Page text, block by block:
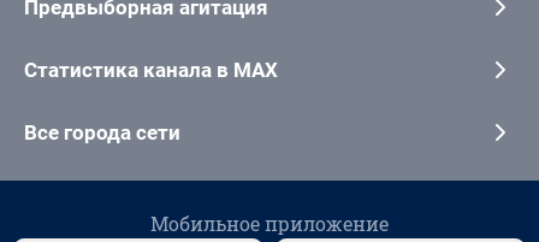
Предвыборная агитация
Статистика канала в MAX
Все города сети
Мобильное приложение